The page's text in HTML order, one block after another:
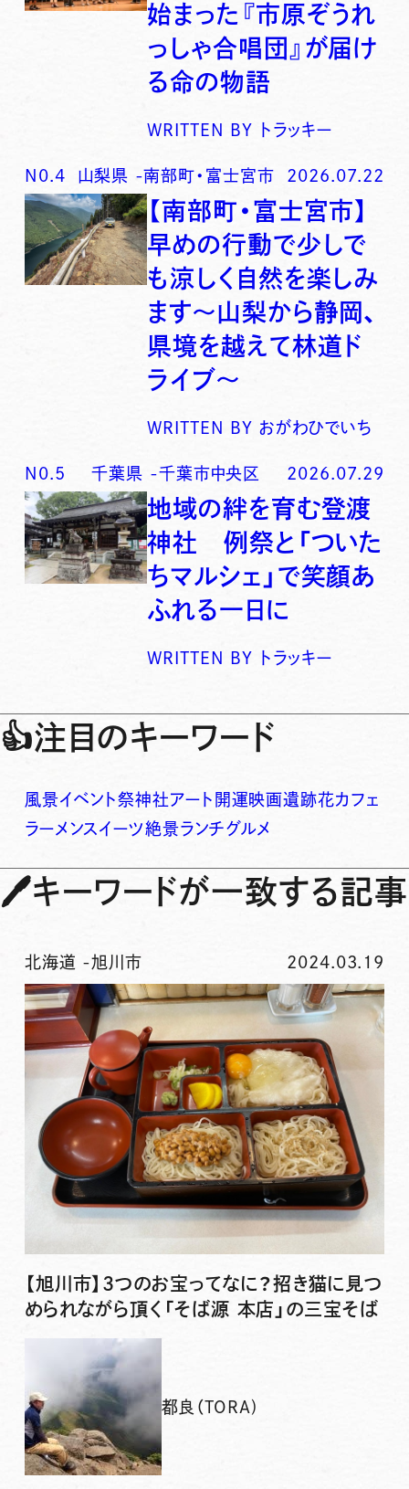
始まった『市原ぞうれ
っしゃ合唱団』が届け
る命の物語
WRITTEN BY トラッキー
N0. 4 山梨県 -南部町・富士宮市 2026.07.22
【南部町・富士宮市】
早めの行動で少しで
も涼しく自然を楽しみ
ます〜山梨から静岡、
県境を越えて林道ド
ライブ〜
WRITTEN BY おがわひでいち
N0. 5 千葉県 -千葉市中央区 2026.07.29
地域の絆を育む登渡
神社 例祭と「ついた
ちマルシェ」で笑顔あ
ふれる一日に
WRITTEN BY トラッキー
👍注目のキーワード
風景イベント祭神社アート 開運映画遺跡花カフェ
ラーメンスイーツ絶景ランチグルメ
🖊キーワードが一致する記事
北海道 -旭川市 2024.03.19
【旭川市】3つのお宝ってなに？招き猫に見つ
められながら頂く「そば源 本店」の三宝そば
都良（TORA)